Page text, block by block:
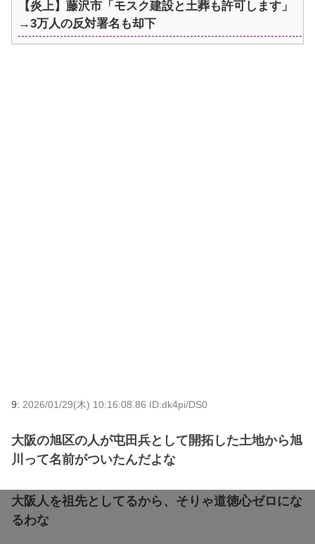
【炎上】藤沢市「モスク建設と土葬も許可します」
→3万人の反対署名も却下
9: 2026/01/29(木) 10:16:08.86 ID:dk4pi/DS0
大阪の旭区の人が屯田兵として開拓した土地から旭
川って名前がついたんだよな
大阪人を祖先としてるから、そりゃ道徳心ゼロにな
るわな